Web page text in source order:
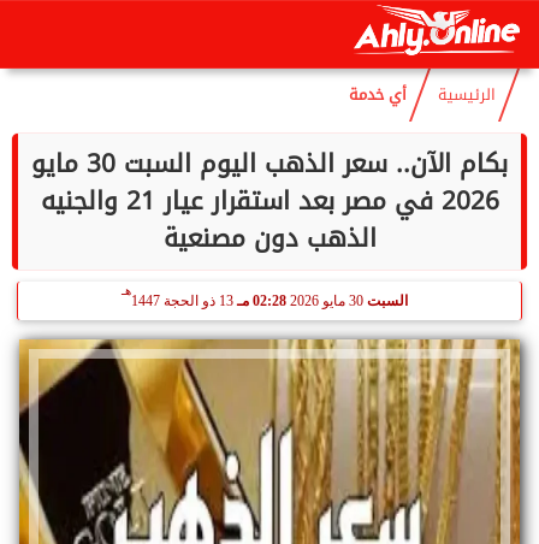
السبت
الرئيسية أي خدمة
بكام الآن.. سعر الذهب اليوم السبت 30 مايو
2026 في مصر بعد استقرار عيار 21 والجنيه
الذهب دون مصنعية
السبت 02:28 مـ 13 ذو الحجة 1447
هـ